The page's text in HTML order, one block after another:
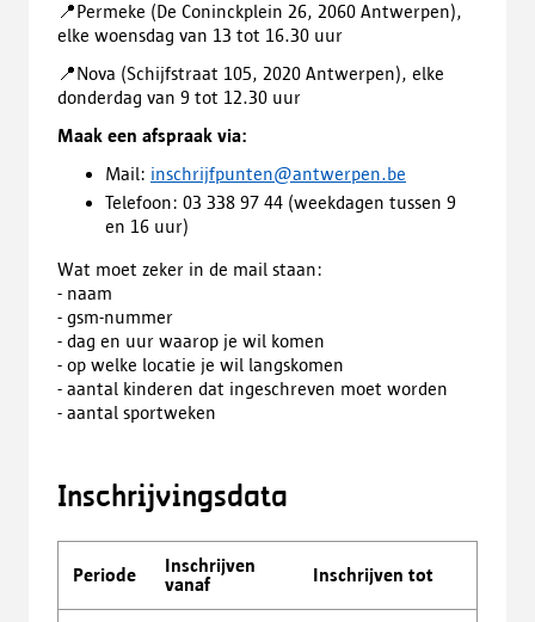
📍Permeke (De Coninckplein 26, 2060 Antwerpen),
elke woensdag van 13 tot 16.30 uur
📍Nova (Schijfstraat 105, 2020 Antwerpen), elke
donderdag van 9 tot 12.30 uur
Maak een afspraak via:
Mail: inschrijfpunten@antwerpen.be
Telefoon: 03 338 97 44 (weekdagen tussen 9
en 16 uur)
Wat moet zeker in de mail staan:
- naam
- gsm-nummer
- dag en uur waarop je wil komen
- op welke locatie je wil langskomen
- aantal kinderen dat ingeschreven moet worden
- aantal sportweken
Inschrijvingsdata
Periode
Inschrijven
vanaf
Inschrijven tot